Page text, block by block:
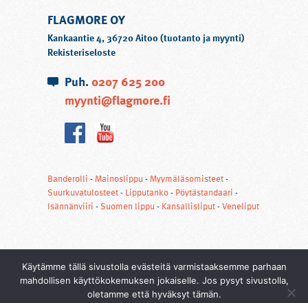
FLAGMORE OY
Kankaantie 4, 36720 Aitoo (tuotanto ja myynti)
Rekisteriseloste
Puh.0207 625 200
myynti@flagmore.fi
Banderolli - Mainoslippu- Myymäläsomisteet-
Suurkuvatulosteet- Lipputanko- Pöytästandaari -
Isännänviiri - Suomen lippu- Kansallisliput-Veneliput
Käytämme tällä sivustolla evästeitä varmistaaksemme parhaan
mahdollisen käyttökokemuksen jokaiselle. Jos pysyt sivustolla,
oletamme että hyväksyt tämän.